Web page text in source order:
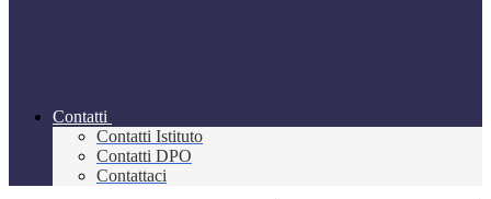
Contatti
Contatti Istituto
Contatti DPO
Contattaci